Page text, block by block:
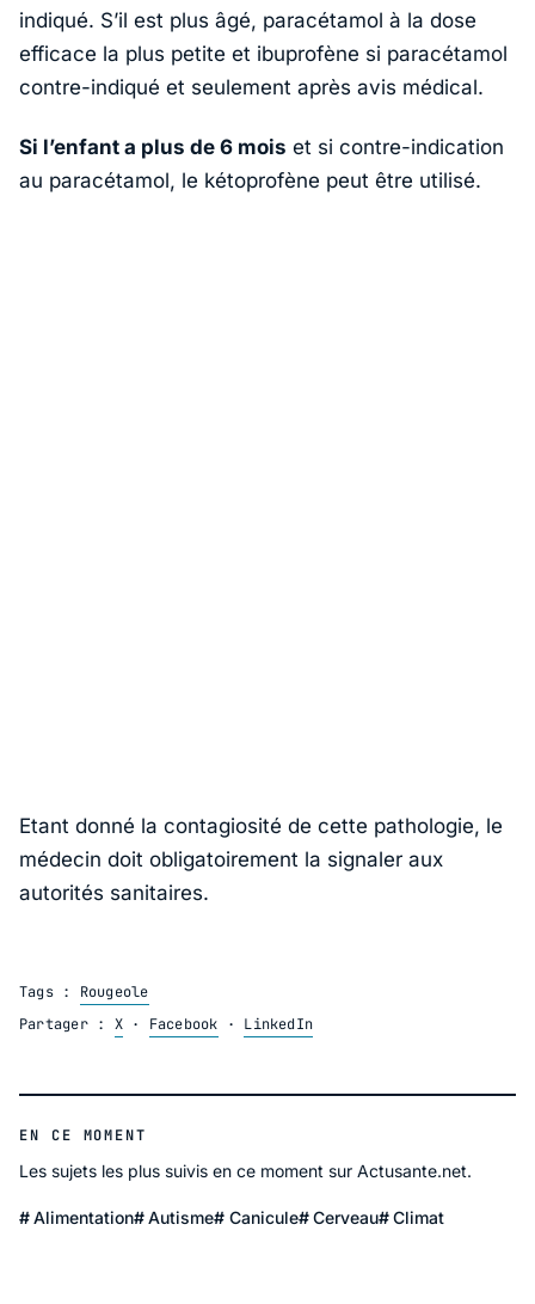
indiqué. S’il est plus âgé, paracétamol à la dose
efficace la plus petite et ibuprofène si paracétamol
contre-indiqué et seulement après avis médical.
Si l’enfant a plus de 6 mois et si contre-indication
au paracétamol, le kétoprofène peut être utilisé.
Etant donné la contagiosité de cette pathologie, le
médecin doit obligatoirement la signaler aux
autorités sanitaires.
Tags : Rougeole
Partager : X· Facebook · LinkedIn
EN CE MOMENT
Les sujets les plus suivis en ce moment sur Actusante.net.
Alimentation Autisme Canicule Cerveau Climat